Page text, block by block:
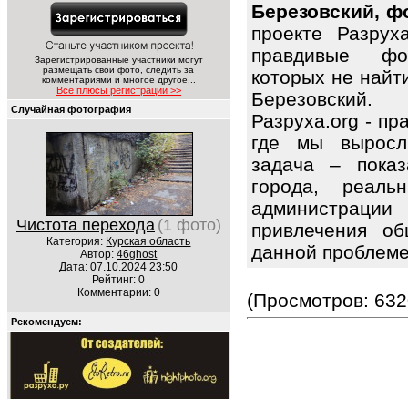
Зарегистрированные участники могут
размещать свои фото, следить за
комментариями и многое другое...
Все плюсы регистрации >>
Случайная фотография
Чистота перехода (1 фото)
Категория: Курская область
Автор:46ghost
Дата: 07.10.2024 23:50
Рейтинг: 0
Комментарии: 0
Рекомендуем:
Березовский,
проекте
правдивые
которых не
Березовский.
Разруха.org -
где мы
задача –
города,
привлечения
данной
(Просмотров: